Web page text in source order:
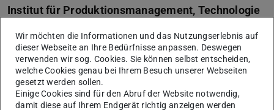
Institut für Produktionsmanagement, Technologie
Ehemaliger wissenschaftlicher Mitarbeiter
Kontakt
L1|01
Wir möchten die Informationen und das Nutzungserlebnis auf
dieser Webseite an Ihre Bedürfnisse anpassen. Deswegen
verwenden wir sog. Cookies. Sie können selbst entscheiden,
welche Cookies genau bei Ihrem Besuch unserer Webseiten
gesetzt werden sollen.
Einige Cookies sind für den Abruf der Website notwendig,
damit diese auf Ihrem Endgerät richtig anzeigen werden